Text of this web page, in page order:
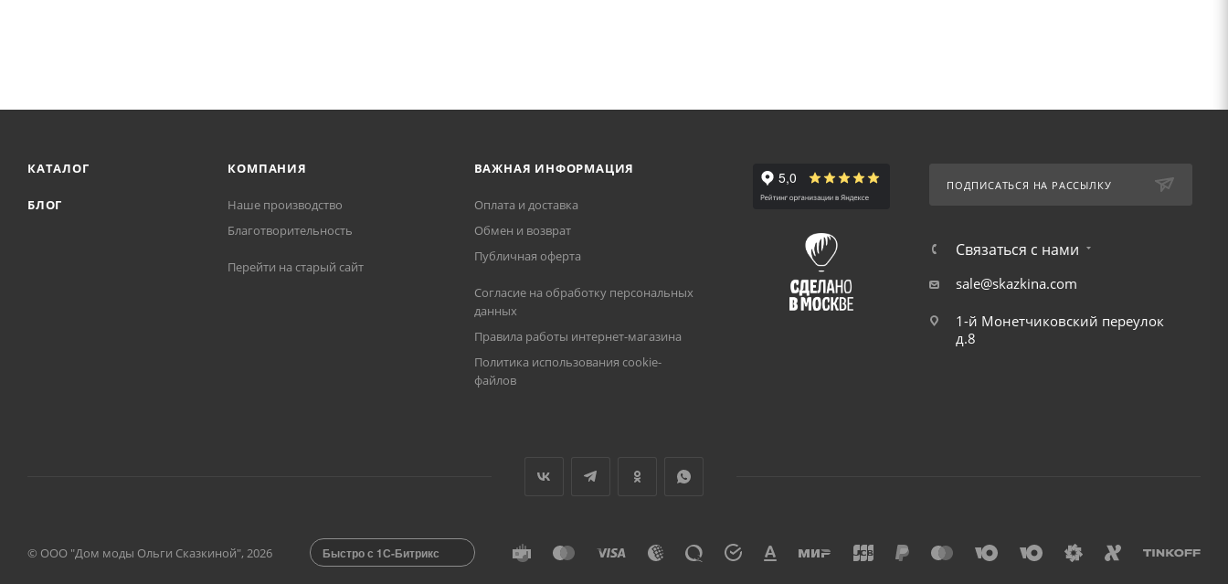
КАТАЛОГ
БЛОГ
КОМПАНИЯ
Наше производство
Благотворительность
Перейти на старый сайт
ВАЖНАЯ ИНФОРМАЦИЯ
Оплата и доставка
Обмен и возврат
Публичная оферта
Согласие на обработку персональных
данных
Правила работы интернет-магазина
Политика использования cookie-
файлов
ПОДПИСАТЬСЯ НА РАССЫЛКУ
Связаться с нами
sale@skazkina.com
1-й Монетчиковский переулок
д.8
© ООО "Дом моды Ольги Сказкиной", 2026 Быстро с 1С-Битрикс